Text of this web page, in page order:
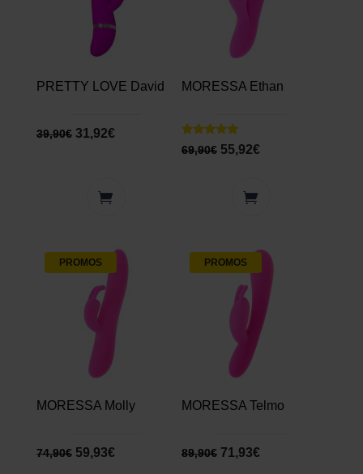
PRETTY LOVE David
39,90€ 31,92€
MORESSA Ethan
Note
5.00
69,90€ 55,92€
PROMOS
MORESSA Molly
74,90€ 59,93€
PROMOS
MORESSA Telmo
89,90€ 71,93€